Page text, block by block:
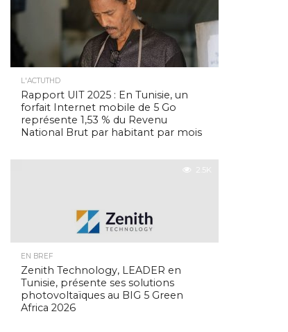
L'ACTUTHD
Rapport UIT 2025 : En Tunisie, un
forfait Internet mobile de 5 Go
représente 1,53 % du Revenu
National Brut par habitant par mois
2.5K
EN BREF
Zenith Technology, LEADER en
Tunisie, présente ses solutions
photovoltaïques au BIG 5 Green
Africa 2026